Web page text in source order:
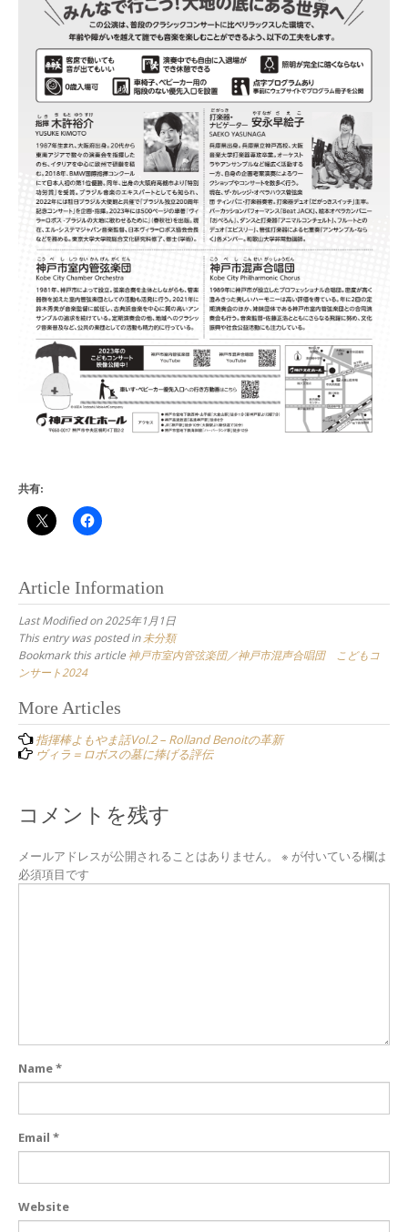
共有:
Article Information
Last Modified on 2025年1月1日
This entry was posted in 未分類
Bookmark this article 神戸市室内管弦楽団／神戸市混声合唱団 こどもコ
ンサート2024
Post
navigation
More Articles
指揮棒よもやま話Vol.2 – Rolland Benoitの革新
ヴィラ＝ロボスの墓に捧げる評伝
コメントを残す
メールアドレスが公開されることはありません。 ※ が付いている欄は
必須項目です
Name*
Email *
Website